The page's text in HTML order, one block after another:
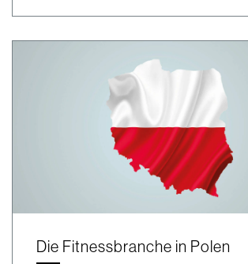
Die Fitnessbranche in Polen